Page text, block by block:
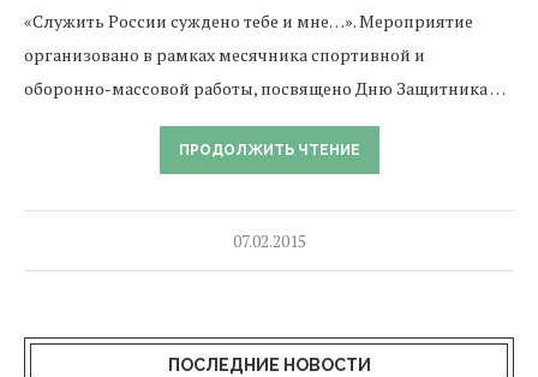
«Служить России суждено тебе и мне…». Мероприятие
организовано в рамках месячника спортивной и
оборонно-массовой работы, посвящено Дню Защитника …
ПРОДОЛЖИТЬ ЧТЕНИЕ
07.02.2015
ПОСЛЕДНИЕ НОВОСТИ